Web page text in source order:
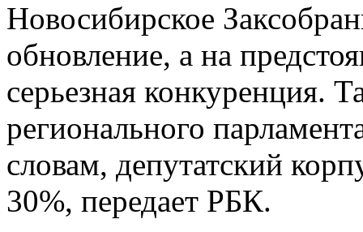
Новосибирское
обновление, а на
серьезная конкуренция.
регионального
словам, депутатский
30%, передает РБК.